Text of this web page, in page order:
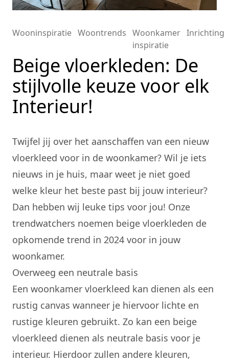
Wooninspiratie Woontrends Woonkamer
inspiratie
Inrichting
Beige vloerkleden: De
stijlvolle keuze voor elk
Interieur!
Twijfel jij over het aanschaffen van een nieuw
vloerkleed voor in de woonkamer? Wil je iets
nieuws in je huis, maar weet je niet goed
welke kleur het beste past bij jouw interieur?
Dan hebben wij leuke tips voor jou! Onze
trendwatchers noemen beige vloerkleden de
opkomende trend in 2024 voor in jouw
woonkamer.
Overweeg een neutrale basis
Een woonkamer vloerkleed kan dienen als een
rustig canvas wanneer je hiervoor lichte en
rustige kleuren gebruikt. Zo kan een beige
vloerkleed dienen als neutrale basis voor je
interieur. Hierdoor zullen andere kleuren,